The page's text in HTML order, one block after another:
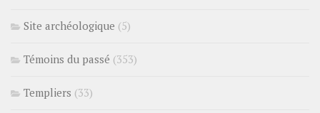
Site archéologique (5)
Témoins du passé (353)
Templiers (33)